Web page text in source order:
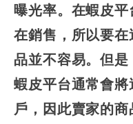
曝光率。在蝦皮
在銷售，所以要
品並不容易。但是
蝦皮平台通常會
戶，因此賣家的